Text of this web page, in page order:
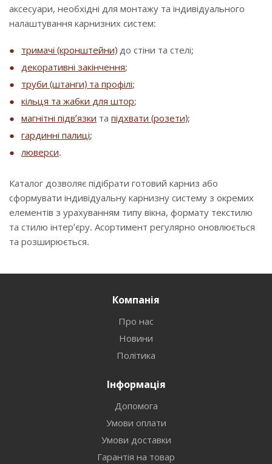
аксесуари, необхідні для монтажу та індивідуального
налаштування карнизних систем:
тримачі (кронштейни) до стіни та стелі;
декоративні закінчення;
труби (штанги) та профілі;
кільця та жабки для штор;
магнітні підв’язки та підхвати (розети);
гардинні палиці;
люверси.
Каталог дозволяє підібрати готовий карниз або
сформувати індивідуальну карнизну систему з окремих
елементів з урахуванням типу вікна, формату текстилю
та стилю інтер’єру. Асортимент регулярно оновлюється
та розширюється.
Компанія
Про нас
Новини
Політика
Інформація
Допомога
Умови оплати
Умови доставки
Гарантія на товар